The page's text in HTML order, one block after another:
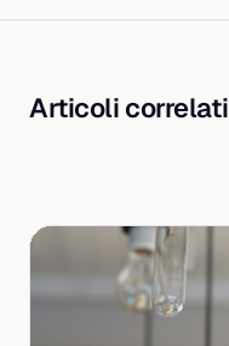
Articoli correlati